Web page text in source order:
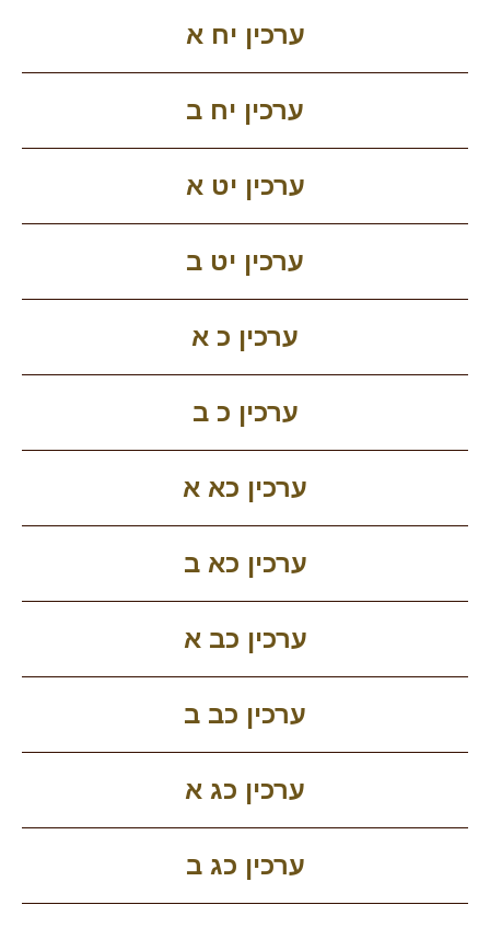
ערכין יח א
ערכין יח ב
ערכין יט א
ערכין יט ב
ערכין כ א
ערכין כ ב
ערכין כא א
ערכין כא ב
ערכין כב א
ערכין כב ב
ערכין כג א
ערכין כג ב